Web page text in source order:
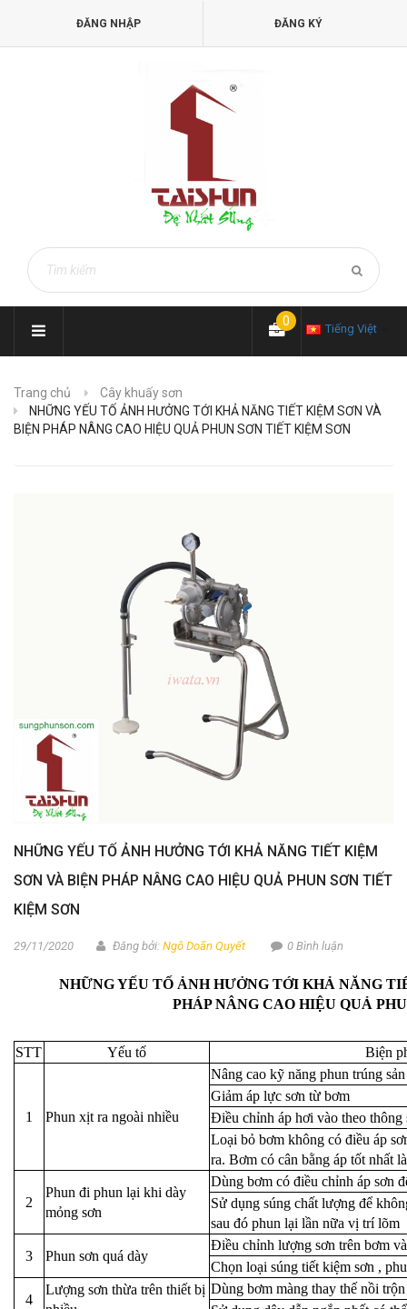
ĐĂNG NHẬP ĐĂNG KÝ
Tiếng Việt
0
Trang chủ
Cây khuấy sơn
NHỮNG YẾU TỐ ẢNH HƯỞNG TỚI KHẢ NĂNG TIẾT KIỆM SƠN VÀ
BIỆN PHÁP NÂNG CAO HIỆU QUẢ PHUN SƠN TIẾT KIỆM SƠN
NHỮNG YẾU TỐ ẢNH HƯỞNG TỚI KHẢ NĂNG TIẾT KIỆM
SƠN VÀ BIỆN PHÁP NÂNG CAO HIỆU QUẢ PHUN SƠN TIẾT
KIỆM SƠN
29/11/2020 Đăng bởi: Ngô Doãn Quyết 0 Bình luận
NHỮNG YẾU TỐ ẢNH HƯỞNG TỚI KHẢ NĂNG
PHÁP NÂNG CAO HIỆU QUẢ
STT Yếu tố Biện
1 Phun xịt ra ngoài nhiều
Nâng cao kỹ năng phun trúng
Giảm áp lực sơn từ bơm
Điều chỉnh áp hơi vào theo thông
Loại bỏ bơm không có điều áp
ra. Bơm có cân bằng áp tốt nhất
2
Phun đi phun lại khi dày
mỏng sơn
Dùng bơm có điều chỉnh áp sơn
Sử dụng súng chất lượng để
sau đó phun lại lần nữa vị trí lõm
3 Phun sơn quá dày
Điều chỉnh lượng sơn trên bơm
Chọn loại súng tiết kiệm sơn ,
4
Lượng sơn thừa trên thiết bị Dùng bơm màng thay thế nồi trộn